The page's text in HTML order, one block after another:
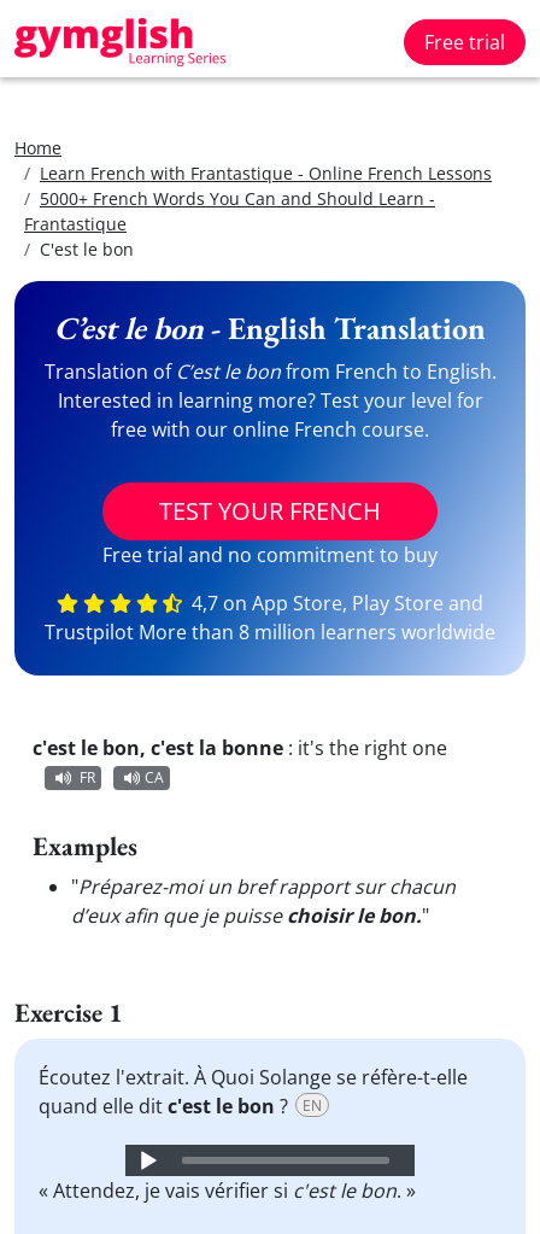
Free trial
Home
Learn French with Frantastique - Online French Lessons
5000+ French Words You Can and Should Learn -
Frantastique
C'est le bon
C’est le bon- English Translation
Translation of C’est le bonfrom French to English.
Interested in learning more? Test your level for
free with our online French course.
TEST YOUR FRENCH
Free trial and no commitment to buy
4,7 on App Store, Play Store and
Trustpilot More than 8 million learners worldwide
c'est le bon, c'est la bonne : it's the right one
FR CA
Examples
"Préparez-moi un bref rapport sur chacun
d’eux afin que je puissechoisir le bon."
Exercise 1
Écoutez l'extrait. À Quoi Solange se réfère-t-elle
quand elle ditc'est le bon ? EN
Audio
Player
« Attendez, je vais vérifier si c'est le bon. »